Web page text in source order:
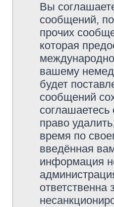
Вы
сообщений,
прочих
которая
вашему
будет
сообщений
право
время по
введённая
информация
ответственна